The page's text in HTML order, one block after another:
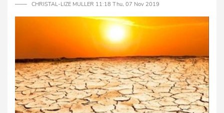
─── CHRISTAL-LIZE MULLER 11:18 Thu, 07 Nov 2019